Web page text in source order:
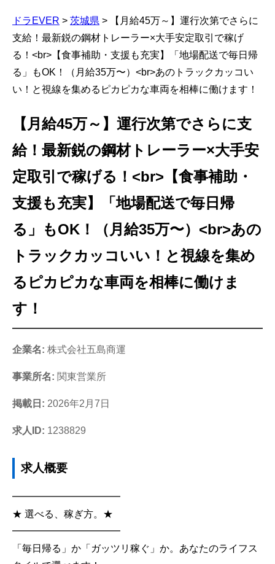
ドラEVER > 茨城県 >
【月給45万～】運行次第でさらに
支給！最新鋭の鋼材トレーラー×大手安定取引で稼げ
る！<br>【食事補助・支援も充実】「地場配送で毎日帰
る」もOK！（月給35万〜）<br>あのトラックカッコい
い！と視線を集めるピカピカな車両を相棒に働けます！
【月給45万～】運行次第でさらに支
給！最新鋭の鋼材トレーラー×大手安
定取引で稼げる！<br>【食事補助・
支援も充実】「地場配送で毎日帰
る」もOK！（月給35万〜）<br>あの
トラックカッコいい！と視線を集め
るピカピカな車両を相棒に働けま
す！
企業名: 株式会社五島商運
事業所名: 関東営業所
掲載日: 2026年2月7日
求人ID: 1238829
求人概要
━━━━━━━━━━━
★ 選べる、稼ぎ方。★
━━━━━━━━━━━
「毎日帰る」か「ガッツリ稼ぐ」か。あなたのライフス